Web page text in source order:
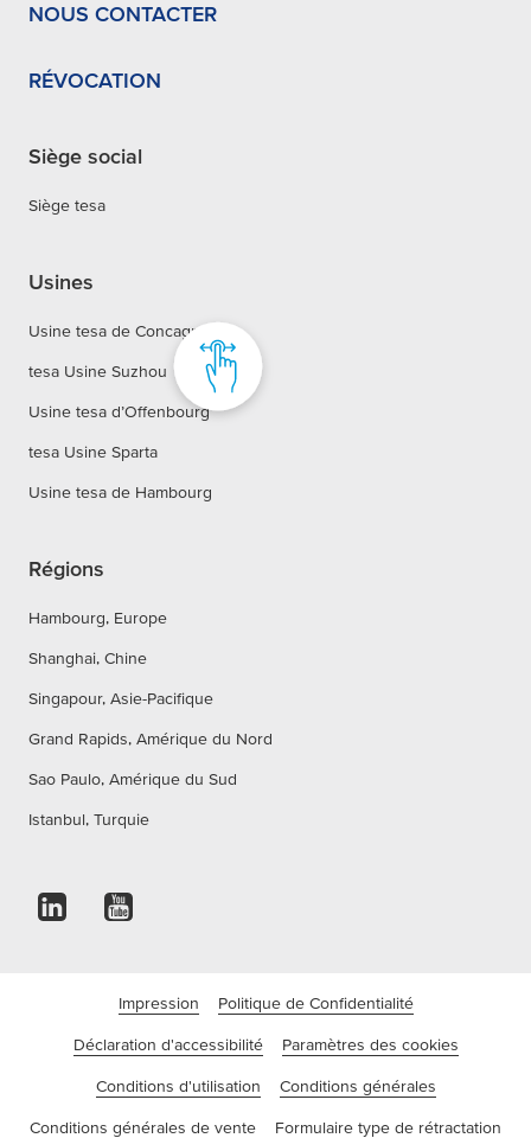
NOUS CONTACTER
RÉVOCATION
Siège social
Siège tesa
Usines
Usine tesa de Concagno
tesa Usine Suzhou
Usine tesa d’Offenbourg
tesa Usine Sparta
Usine tesa de Hambourg
Régions
Hambourg, Europe
Shanghai, Chine
Singapour, Asie-Pacifique
Grand Rapids, Amérique du Nord
Sao Paulo, Amérique du Sud
Istanbul, Turquie
Impression Politique de Confidentialité
Déclaration d'accessibilité Paramètres des cookies
Conditions d'utilisation Conditions générales
Conditions générales de vente Formulaire type de rétractation